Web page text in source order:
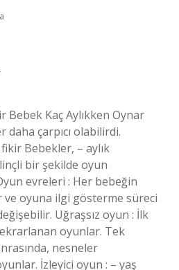
Bebek Kaç Aylıkken Oynar
çarpıcı olabilirdi.
Bebekler, – aylık
bir şekilde oyun
evreleri : Her bebeğin
ve oyuna ilgi gösterme süreci
Uğraşsız oyun : İlk
oyunlar. Tek
nesneler
İzleyici oyun : – yaş